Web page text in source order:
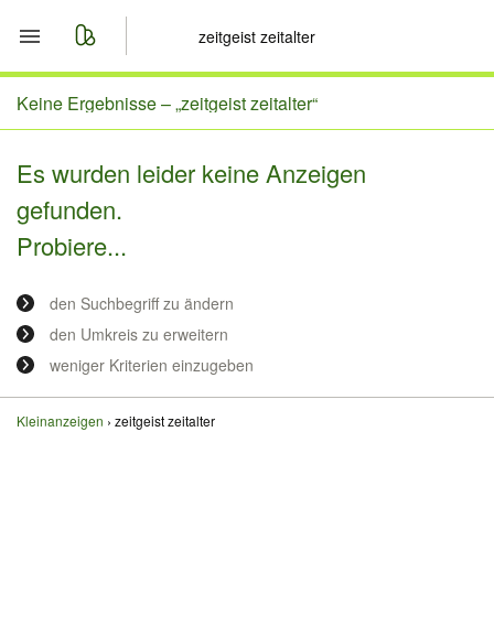
Start
Nachrichten
Anzeige aufgeben
Keine Ergebnisse –„zeitgeist zeitalter“
Es wurden leider keine Anzeigen
gefunden.
Probiere...
den Suchbegriff zu ändern
den Umkreis zu erweitern
weniger Kriterien einzugeben
Kleinanzeigen zeitgeist zeitalter